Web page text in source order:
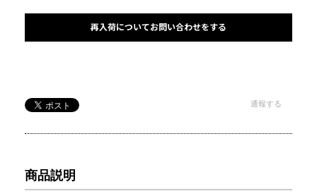
再入荷についてお問い合わせをする
通報する
商品説明